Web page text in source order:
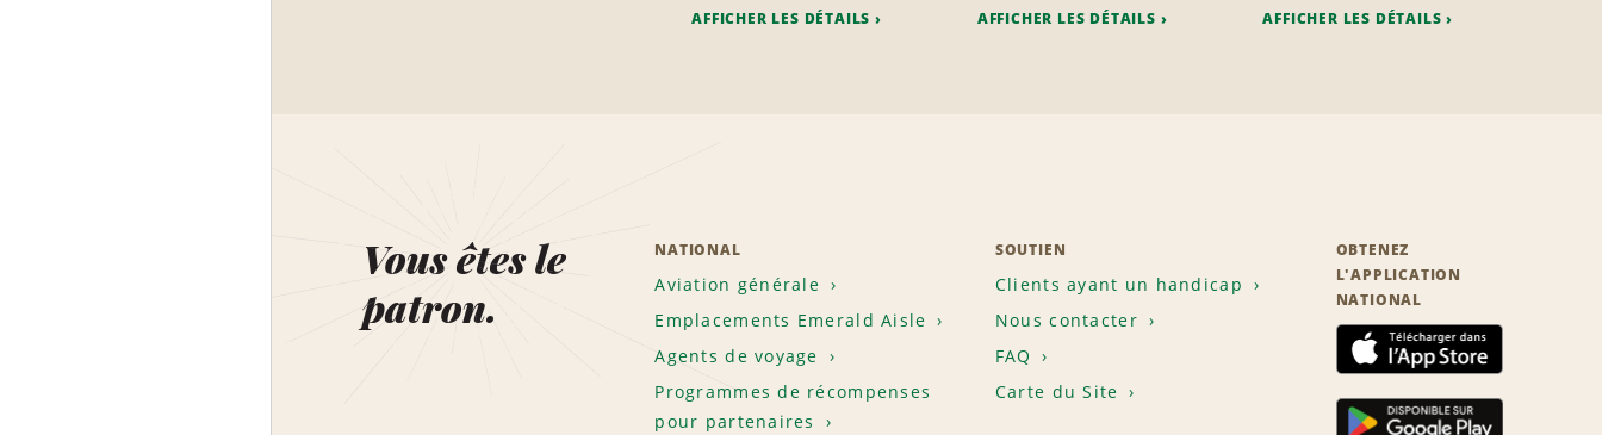
AFFICHER LES DÉTAILS
AFFICHER LES DÉTAILS AFFICHER LES DÉTAILS
Vous êtes le
patron.
NATIONAL
Aviation générale
Emplacements Emerald Aisle
Agents de voyage
Programmes de récompenses
pour partenaires
SOUTIEN
Clients ayant un handicap
Nous contacter
FAQ
Carte du Site
OBTENEZ
L'APPLICATION
NATIONAL